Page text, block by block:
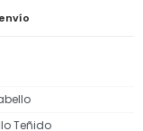
Teñido